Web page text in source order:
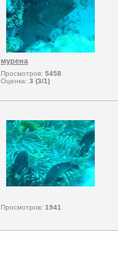
мурена
Просмотров: 5458
Оценка: 3 (3/1)
Просмотров: 1941